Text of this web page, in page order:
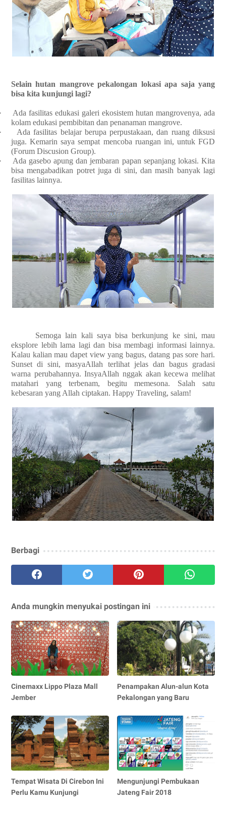
Selain hutan mangrove pekalongan lokasi apa saja yang
bisa kita kunjungi lagi?
Ada fasilitas edukasi galeri ekosistem hutan mangrovenya, ada
kolam edukasi pembibitan dan penanaman mangrove.
Ada fasilitas belajar berupa perpustakaan, dan ruang diksusi
juga. Kemarin saya sempat mencoba ruangan ini, untuk FGD
(Forum Discusion Group).
Ada gasebo apung dan jembaran papan sepanjang lokasi. Kita
bisa mengabadikan potret juga di sini, dan masih banyak lagi
fasilitas lainnya.
Semoga lain kali saya bisa berkunjung ke sini, mau
eksplore lebih lama lagi dan bisa membagi informasi lainnya.
Kalau kalian mau dapet view yang bagus, datang pas sore hari.
Sunset di sini, masyaAllah terlihat jelas dan bagus gradasi
warna perubahannya. InsyaAllah nggak akan kecewa melihat
matahari yang terbenam, begitu memesona. Salah satu
kebesaran yang Allah ciptakan. Happy Traveling, salam!
Berbagi
Anda mungkin menyukai postingan ini
Cinemaxx Lippo Plaza Mall
Jember
Penampakan Alun-alun Kota
Pekalongan yang Baru
Tempat Wisata Di Cirebon Ini
Perlu Kamu Kunjungi
Mengunjungi Pembukaan
Jateng Fair 2018